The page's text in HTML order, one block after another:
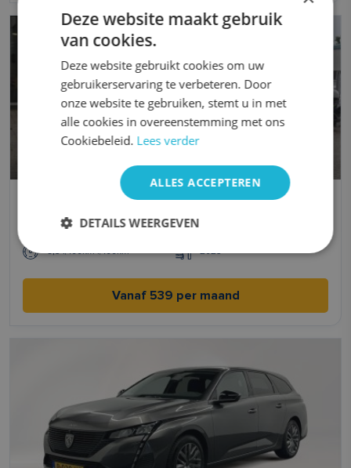
Benzine Automaat
5,3 l/100km l/100km 2023
Vanaf 539 per maand
Deze website maakt gebruik
van cookies.
Deze website gebruikt cookies om uw
gebruikerservaring te verbeteren. Door
onze website te gebruiken, stemt u in met
alle cookies in overeenstemming met ons
Cookiebeleid. Lees verder
ALLES ACCEPTEREN
DETAILS WEERGEVEN